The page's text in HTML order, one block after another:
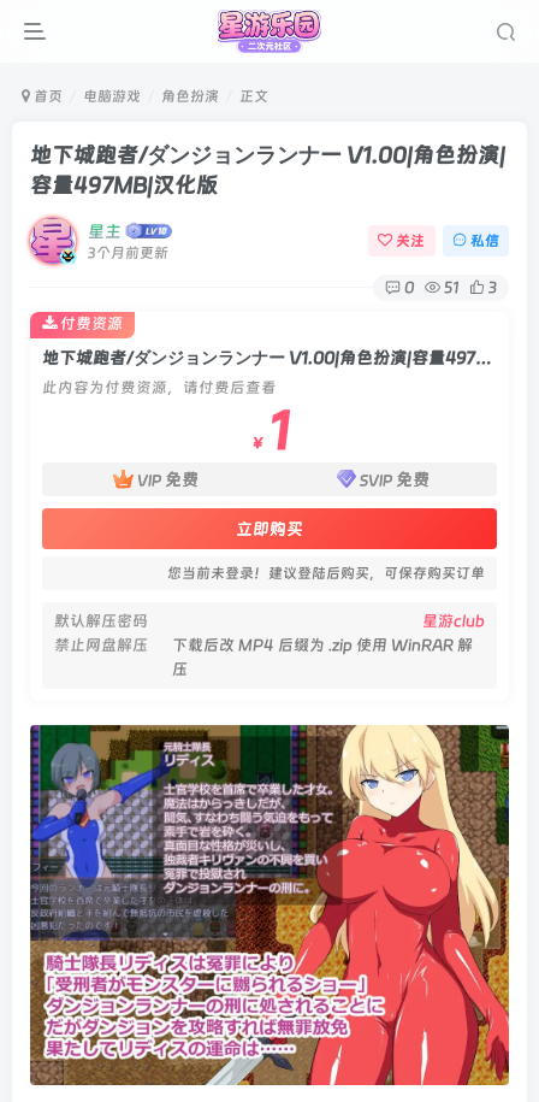
首页 电脑游戏 角色扮演 正文
地下城跑者/ダンジョンランナー V1.00|角色扮演|
容量497MB|汉化版
星主
3个月前更新
关注 私信
0 51 3
地下城跑者/ダンジョンランナー V1.00|角色扮演|容量497MB|汉化版
此内容为付费资源，请付费后查看
￥ 1
VIP 免费 SVIP 免费
立即购买
您当前未登录！建议登陆后购买，可保存购买订单
默认解压密码
星游club
禁止网盘解压
下载后改 MP4 后缀为 .zip 使用 WinRAR 解
压
付费资源